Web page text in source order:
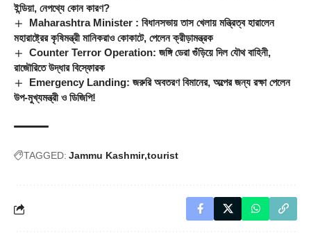
ইন্ডিয়া, নেপথ্যে কোন কারণ?
Maharashtra Minister : বিধানসভায় তাস খেলায় মন্ত্রিত্ব হারালেন
মহারাষ্ট্রের কৃষিমন্ত্রী মানিকরাও কোকাটে, পেলেন ক্রীড়ামন্ত্রক
Counter Terror Operation: জঙ্গি ডেরা গুঁড়িয়ে দিল যৌথ বাহিনী,
রাজৌরিতে উদ্ধার বিস্ফোরক
Emergency Landing: জরুরি অবতরণ বিমানের, অল্পের জন্য রক্ষা পেলেন
উপ-মুখ্যমন্ত্রী ও ডিজিপি!
TAGGED: Jammu Kashmir tourist